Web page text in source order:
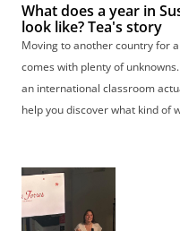
What does a year in
look like? Tea's story
Moving to another country for
comes with plenty of
an international classroom
help you discover what kind of